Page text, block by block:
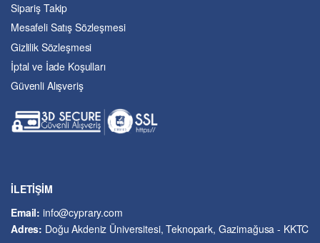
Eğitim
Ekonomi ve Finans
Enerji
Felsefe
Fen Bilimleri
Güzel Sanatlar
İşletme ve Yönetim
Kriminoloji ve Güvenlik
Sipariş Takip
Mesafeli Satış Sözleşmesi
Gizlilik Sözleşmesi
İptal ve İade Koşulları
Güvenli Alışveriş
İLETİŞİM
Email:info@cyprary.com
Adres: Doğu Akdeniz Üniversitesi, Teknopark, Gazimağusa - KKTC